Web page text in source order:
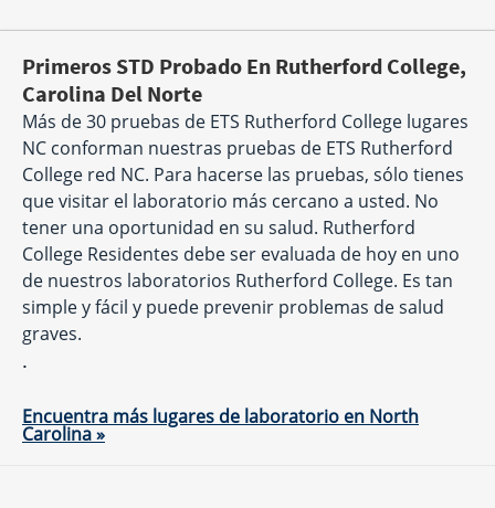
Primeros STD Probado En Rutherford College,
Carolina Del Norte
Más de 30 pruebas de ETS Rutherford College lugares
NC conforman nuestras pruebas de ETS Rutherford
College red NC. Para hacerse las pruebas, sólo tienes
que visitar el laboratorio más cercano a usted. No
tener una oportunidad en su salud. Rutherford
College Residentes debe ser evaluada de hoy en uno
de nuestros laboratorios Rutherford College. Es tan
simple y fácil y puede prevenir problemas de salud
graves.
.
Encuentra más lugares de laboratorio en North
Carolina »